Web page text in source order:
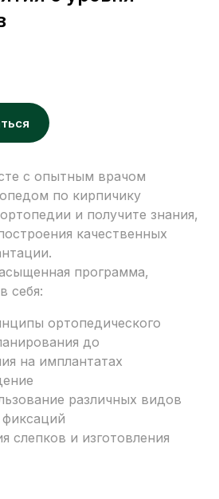
с опытным врачом
по кирпичику
и получите знания,
качественных
программа,
себя:
ортопедического
до
на имплантатах
различных видов
слепков и изготовления